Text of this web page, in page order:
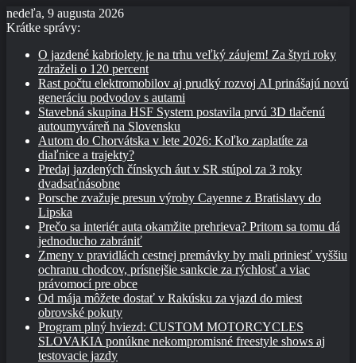
nedeľa, 9 augusta 2026
Krátke správy:
O jazdené kabriolety je na trhu veľký záujem! Za štyri roky
zdraželi o 120 percent
Rast počtu elektromobilov aj prudký rozvoj AI prinášajú novú
generáciu podvodov s autami
Stavebná skupina HSF System postavila prvú 3D tlačenú
autoumyváreň na Slovensku
Autom do Chorvátska v lete 2026: Koľko zaplatíte za
diaľnice a trajekty?
Predaj jazdených čínskych áut v SR stúpol za 3 roky
dvadsaťnásobne
Porsche zvažuje presun výroby Cayenne z Bratislavy do
Lipska
Prečo sa interiér auta okamžite prehrieva? Pritom sa tomu dá
jednoducho zabrániť
Zmeny v pravidlách cestnej premávky by mali priniesť vyššiu
ochranu chodcov, prísnejšie sankcie za rýchlosť a viac
právomocí pre obce
Od mája môžete dostať v Rakúsku za vjazd do miest
obrovské pokuty
Program plný hviezd: CUSTOM MOTORCYCLES
SLOVAKIA ponúkne nekompromisné freestyle shows aj
testovacie jazdy